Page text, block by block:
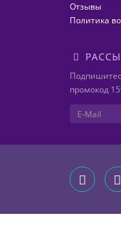
Отзывы
Политика
промокод